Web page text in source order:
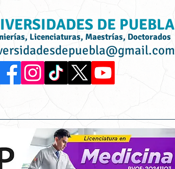
DE PUEBLA
Licenciaturas, Maestrías, Doctorados